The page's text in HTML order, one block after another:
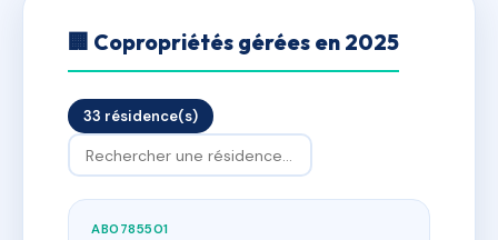
🏢 Copropriétés gérées en 2025
33 résidence(s)
AB0785501